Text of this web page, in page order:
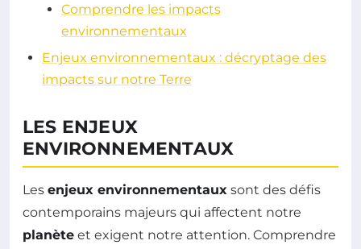
Comprendre les impacts
environnementaux
Enjeux environnementaux : décryptage des
impacts sur notre Terre
LES ENJEUX
ENVIRONNEMENTAUX
Les enjeux environnementaux sont des défis
contemporains majeurs qui affectent notre
planète et exigent notre attention. Comprendre